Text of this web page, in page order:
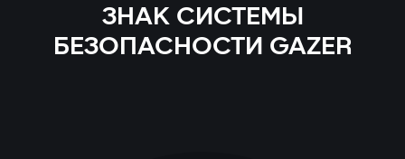
ЗНАК СИСТЕМЫ
БЕЗОПАСНОСТИ GAZER